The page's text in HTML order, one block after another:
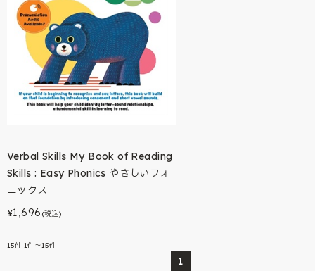
Verbal Skills My Book of Reading
Skills : Easy Phonics やさしいフォ
ニックス
¥1,696 (税込)
15件 1件～15件
1